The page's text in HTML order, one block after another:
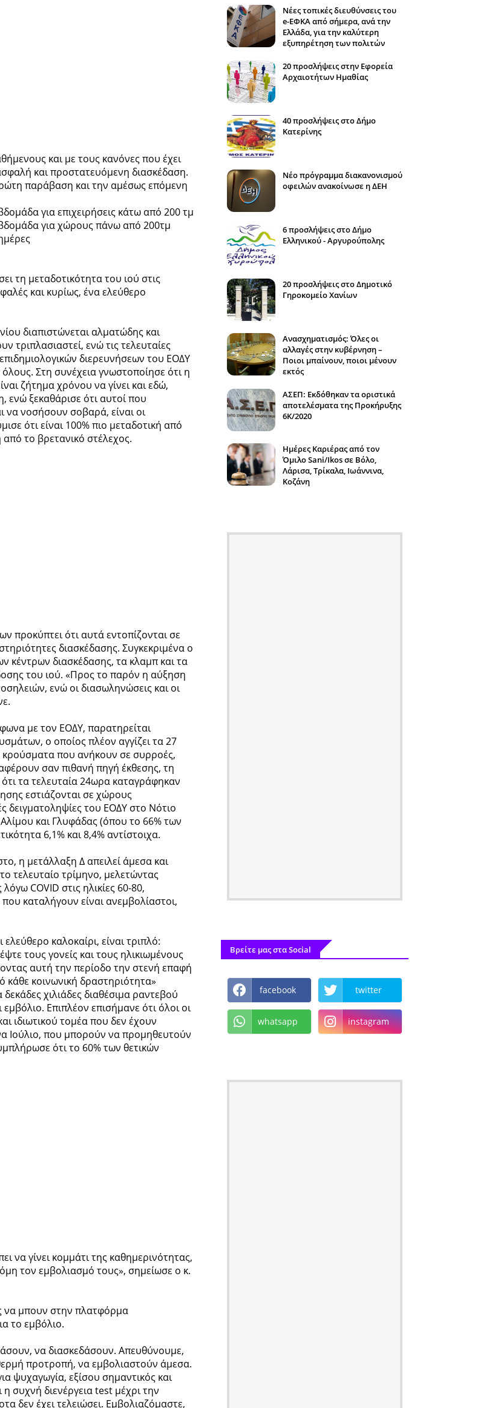
και με τους κανόνες που έχει
και προστατευόμενη διασκέδαση.
παράβαση και την αμέσως επόμενη
για επιχειρήσεις κάτω από 200 τμ
για χώρους πάνω από 200τμ
τη μεταδοτικότητα του ιού στις
και κυρίως, ένα ελεύθερο
διαπιστώνεται αλματώδης και
ενώ τις τελευταίες
διερευνήσεων του ΕΟΔΥ
Στη συνέχεια γνωστοποίησε ότι η
ζήτημα χρόνου να γίνει και εδώ,
ενώ ξεκαθάρισε ότι αυτοί που
να νοσήσουν σοβαρά, είναι οι
ότι είναι 100% πιο μεταδοτική από
από το βρετανικό στέλεχος.
ότι αυτά εντοπίζονται σε
διασκέδασης. Συγκεκριμένα ο
κέντρων διασκέδασης, τα κλαμπ και τα
του ιού. «Προς το παρόν η αύξηση
ενώ οι διασωληνώσεις και οι
με τον ΕΟΔΥ, παρατηρείται
ο οποίος πλέον αγγίζει τα 27
κρούσματα που ανήκουν σε συρροές,
σαν πιθανή πηγή έκθεσης, τη
τα τελευταία 24ωρα καταγράφηκαν
εστιάζονται σε χώρους
δειγματοληψίες του ΕΟΔΥ στο Νότιο
και Γλυφάδας (όπου το 66% των
6,1% και 8,4% αντίστοιχα.
η μετάλλαξη Δ απειλεί άμεσα και
τελευταίο τρίμηνο, μελετώντας
COVID στις ηλικίες 60-80,
καταλήγουν είναι ανεμβολίαστοι,
καλοκαίρι, είναι τριπλό:
τους γονείς και τους ηλικιωμένους
αυτή την περίοδο την στενή επαφή
κάθε κοινωνική δραστηριότητα»
χιλιάδες διαθέσιμα ραντεβού
Επιπλέον επισήμανε ότι όλοι οι
ιδιωτικού τομέα που δεν έχουν
Ιούλιο, που μπορούν να προμηθευτούν
ότι το 60% των θετικών
να γίνει κομμάτι της καθημερινότητας,
τον εμβολιασμό τους», σημείωσε ο κ.
να μπουν στην πλατφόρμα
το εμβόλιο.
να διασκεδάσουν. Απευθύνουμε,
προτροπή, να εμβολιαστούν άμεσα.
ψυχαγωγία, εξίσου σημαντικός και
συχνή διενέργεια test μέχρι την
δεν έχει τελειώσει. Εμβολιαζόμαστε,
Νέες τοπικές διευθύνσεις του
e-ΕΦΚΑ από σήμερα, ανά την
Ελλάδα, για την καλύτερη
εξυπηρέτηση των πολιτών
20 προσλήψεις στην Εφορεία
Αρχαιοτήτων Ημαθίας
40 προσλήψεις στο Δήμο
Κατερίνης
Νέο πρόγραμμα διακανονισμού
οφειλών ανακοίνωσε η ΔΕΗ
6 προσλήψεις στο Δήμο
Ελληνικού - Αργυρούπολης
20 προσλήψεις στο Δημοτικό
Γηροκομείο Χανίων
Ανασχηματισμός: Όλες οι
αλλαγές στην κυβέρνηση –
Ποιοι μπαίνουν, ποιοι μένουν
εκτός
ΑΣΕΠ: Εκδόθηκαν τα οριστικά
αποτελέσματα της Προκήρυξης
6Κ/2020
Ημέρες Καριέρας από τον
Όμιλο Sani/Ikos σε Βόλο,
Λάρισα, Τρίκαλα, Ιωάννινα,
Κοζάνη
Βρείτε μας στα Social
facebook twitter
whatsapp instagram